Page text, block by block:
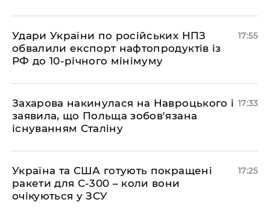
​Удари України по російських НПЗ
обвалили експорт нафтопродуктів із
РФ до 10-річного мінімуму
17:55
​Захарова накинулася на Навроцького і
заявила, що Польща зобов'язана
існуванням Сталіну
17:33
​Україна та США готують покращені
ракети для С-300 – коли вони
очікуються у ЗСУ
17:25